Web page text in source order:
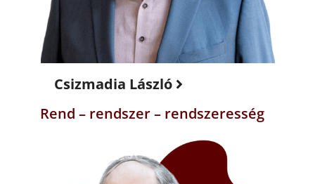
Csizmadia László
Rend – rendszer – rendszeresség